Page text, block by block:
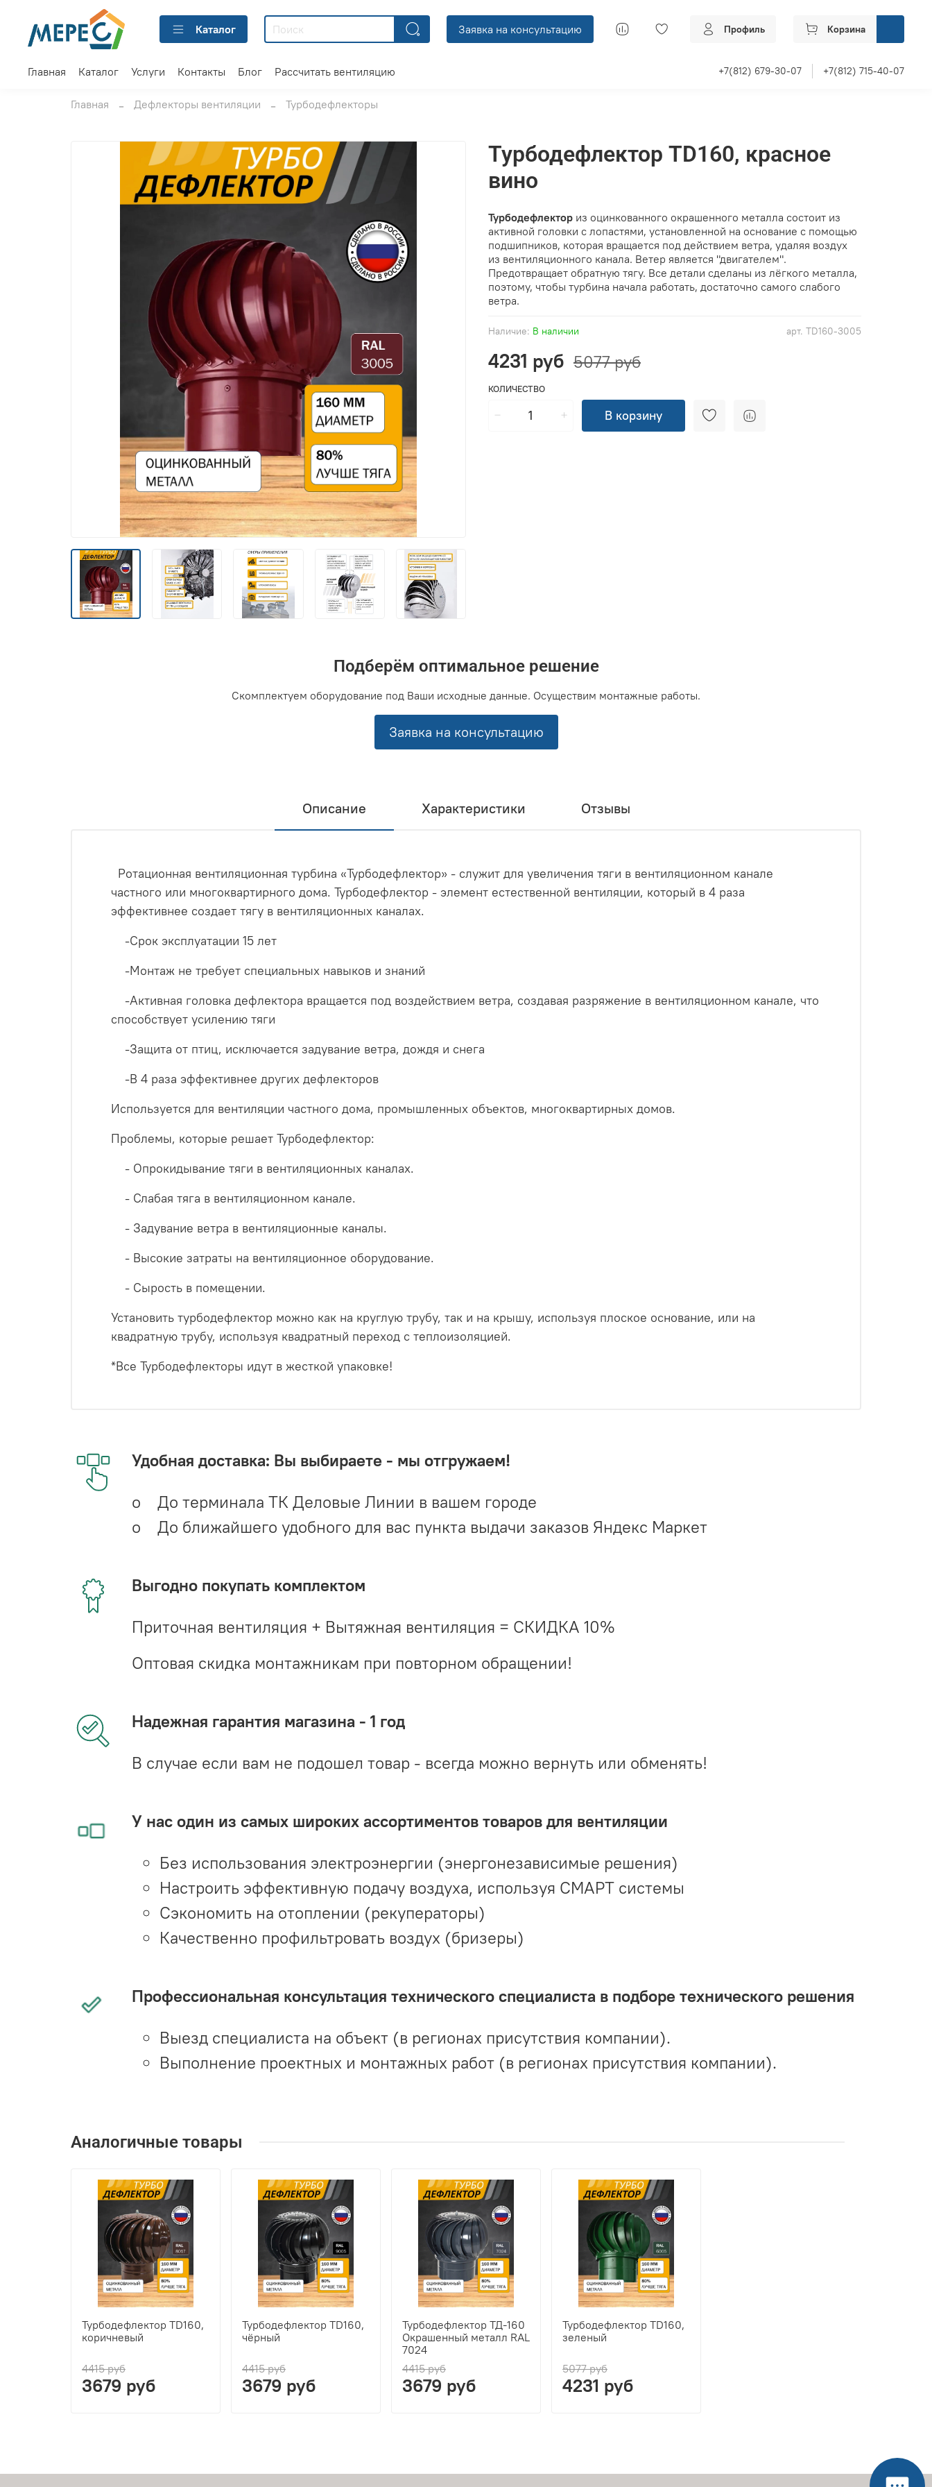
Каталог Заявка на консультацию Профиль Корзина
Главная Каталог Услуги Контакты Блог Рассчитать вентиляцию +7(812) 679-30-07 +7(812) 715-40-07
Главная Дефлекторы вентиляции Турбодефлекторы
арт. TD160-3005
Наличие: В наличии
Турбодефлектор TD160, красное
вино
4231 руб 5077 руб
КОЛИЧЕСТВО
В корзину
Турбодефлектор из оцинкованного окрашенного металла состоит из
активной головки с лопастями, установленной на основание с помощью
подшипников, которая вращается под действием ветра, удаляя воздух
из вентиляционного канала. Ветер является "двигателем".
Предотвращает обратную тягу. Все детали сделаны из лёгкого металла,
поэтому, чтобы турбина начала работать, достаточно самого слабого
ветра.
Подберём оптимальное решение
Скомплектуем оборудование под Ваши исходные данные. Осуществим монтажные работы.
Заявка на консультацию
Описание Характеристики Отзывы
Ротационная вентиляционная турбина «Турбодефлектор» - служит для увеличения тяги в вентиляционном канале
частного или многоквартирного дома. Турбодефлектор - элемент естественной вентиляции, который в 4 раза
эффективнее создает тягу в вентиляционных каналах.
-Срок эксплуатации 15 лет
-Монтаж не требует специальных навыков и знаний
-Активная головка дефлектора вращается под воздействием ветра, создавая разряжение в вентиляционном канале, что
способствует усилению тяги
-Защита от птиц, исключается задувание ветра, дождя и снега
-В 4 раза эффективнее других дефлекторов
Используется для вентиляции частного дома, промышленных объектов, многоквартирных домов.
Проблемы, которые решает Турбодефлектор:
- Опрокидывание тяги в вентиляционных каналах.
- Слабая тяга в вентиляционном канале.
- Задувание ветра в вентиляционные каналы.
- Высокие затраты на вентиляционное оборудование.
- Сырость в помещении.
Установить турбодефлектор можно как на круглую трубу, так и на крышу, используя плоское основание, или на
квадратную трубу, используя квадратный переход с теплоизоляцией.
*Все Турбодефлекторы идут в жесткой упаковке!
Удобная доставка: Вы выбираете - мы отгружаем!
o До терминала ТК Деловые Линии в вашем городе
o До ближайшего удобного для вас пункта выдачи заказов Яндекс Маркет
Выгодно покупать комплектом
Приточная вентиляция + Вытяжная вентиляция = СКИДКА 10%
Оптовая скидка монтажникам при повторном обращении!
Надежная гарантия магазина - 1 год
В случае если вам не подошел товар - всегда можно вернуть или обменять!
У нас один из самых широких ассортиментов товаров для вентиляции
Без использования электроэнергии (энергонезависимые решения)
Настроить эффективную подачу воздуха, используя СМАРТ системы
Сэкономить на отоплении (рекуператоры)
Качественно профильтровать воздух (бризеры)
Профессиональная консультация технического специалиста в подборе технического решения
Выезд специалиста на объект (в регионах присутствия компании).
Выполнение проектных и монтажных работ (в регионах присутствия компании).
Аналогичные товары
Турбодефлектор TD160,
коричневый
4415 руб
3679 руб
Турбодефлектор TD160,
чёрный
4415 руб
3679 руб
Турбодефлектор ТД-160
Окрашенный металл RAL
7024
4415 руб
3679 руб
Турбодефлектор TD160,
зеленый
5077 руб
4231 руб